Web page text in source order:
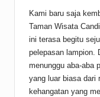
Kami baru saja
Taman Wisata
ini terasa begitu
pelepasan lampion.
menunggu aba-aba
yang luar biasa dari
kehangatan yang